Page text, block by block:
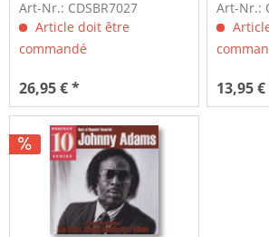
Art-Nr.: CDSBR7027
Article doit être
commandé
26,95 € *
Art-Nr.:
13,95